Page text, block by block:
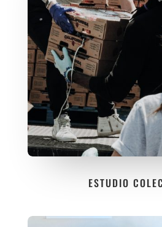
ESTUDIO